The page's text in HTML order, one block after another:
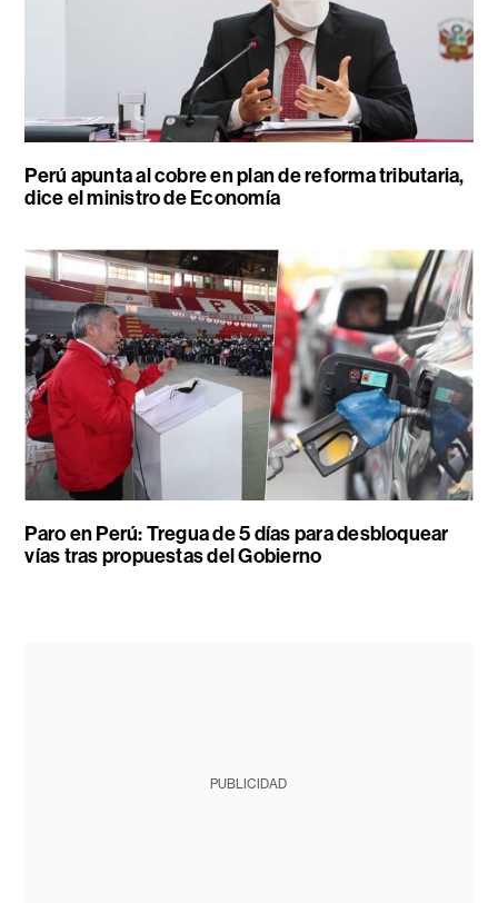
Perú apunta al cobre en plan de reforma tributaria,
dice el ministro de Economía
Paro en Perú: Tregua de 5 días para desbloquear
vías tras propuestas del Gobierno
PUBLICIDAD